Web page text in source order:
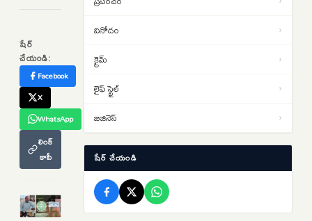
షేర్
చేయండి:
Facebook
X
WhatsApp
లింక్
కాపీ
‘సుప్రీం’ నో
12:45తెహెల్కా పత్రిక మాజీ సంపాదకుడికి
10ఏళ్ల కఠిన కారాగార శిక్ష… బాంబే
హైకోర్టు తీర్పు
వినోదం ›
క్రైమ్ ›
లైఫ్ స్టైల్ ›
బిజినెస్ ›
షేర్ చేయండి